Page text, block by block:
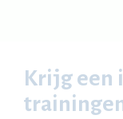
Krijg een